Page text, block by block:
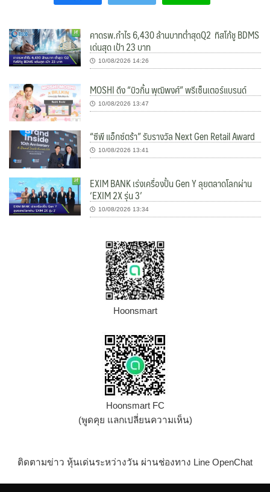
คาดรพ.กำไร 6,430 ล้านบาทต่ำสุดQ2 ทิสโก้ชู BDMS
เด่นสุด เป้า 23 บาท
10/08/2026 14:26
MOSHI ดึง “บิวกิ้น พุฒิพงศ์” พรีเซ็นเตอร์แบรนด์
10/08/2026 13:47
“ซีพี แอ็กซ์ตร้า” รับรางวัล Next Gen Retail Award
10/08/2026 13:41
EXIM BANK เร่งเครื่องปั้น Gen Y ลุยตลาดโลกผ่าน
‘EXIM 2X รุ่น 3’
10/08/2026 13:34
Hoonsmart
Hoonsmart FC
(พูดคุย แลกเปลี่ยนความเห็น)
ติดตามข่าว หุ้นเด่นระหว่างวัน ผ่านช่องทาง Line OpenChat